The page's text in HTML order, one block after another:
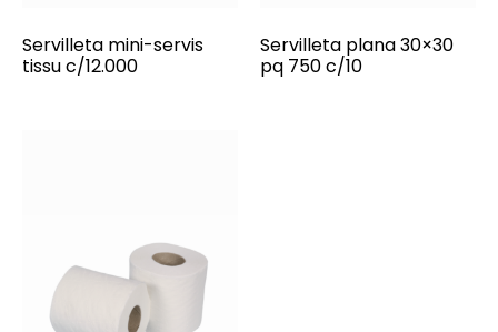
Servilleta mini-servis
tissu c/12.000
Servilleta plana 30×30
pq 750 c/10